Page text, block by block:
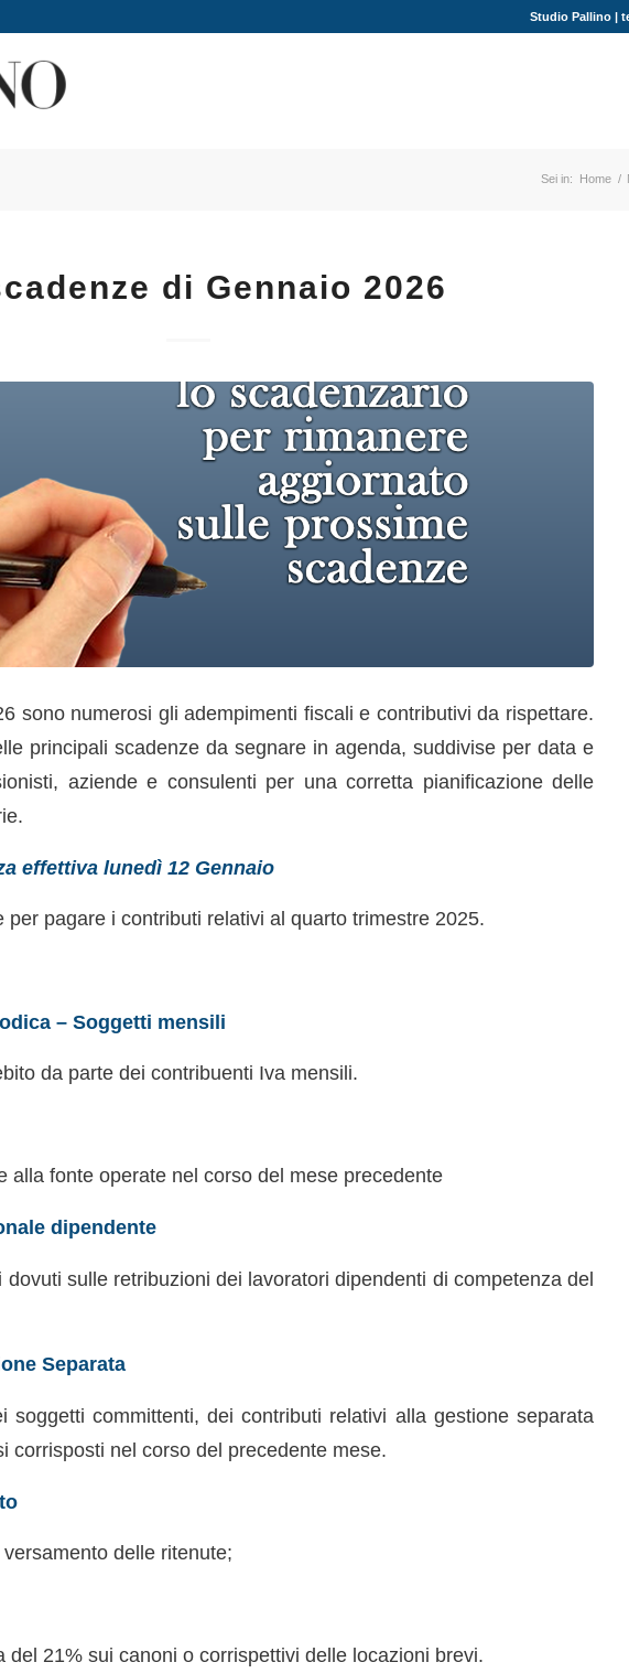
Studio Pallino |
Sei in: Home /
di Gennaio 2026
sono numerosi gli adempimenti fiscali e contributivi da rispettare.
principali scadenze da segnare in agenda, suddivise per data e
aziende e consulenti per una corretta pianificazione delle
effettiva lunedì 12 Gennaio
per pagare i contributi relativi al quarto trimestre 2025.
– Soggetti mensili
da parte dei contribuenti Iva mensili.
alla fonte operate nel corso del mese precedente
dipendente
sulle retribuzioni dei lavoratori dipendenti di competenza del
Separata
soggetti committenti, dei contributi relativi alla gestione separata
corrisposti nel corso del precedente mese.
delle ritenute;
del 21% sui canoni o corrispettivi delle locazioni brevi.